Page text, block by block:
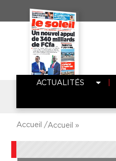
ACTUALITÉS
Accueil /Accueil »